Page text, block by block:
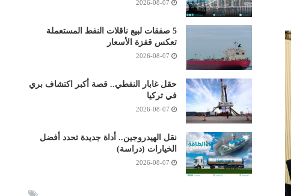
2026-08-07
5 صفقات لبيع ناقلات النفط المستعملة
تعكس قفزة الأسعار
2026-08-07
حقل غابار النفطي.. قصة أكبر اكتشاف بري
في تركيا
2026-08-07
نقل الهيدروجين.. أداة جديدة تحدد أفضل
الخيارات (دراسة)
2026-08-07